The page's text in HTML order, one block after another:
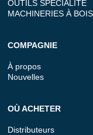
OUTILS SPÉCIALITÉ
MACHINERIES À BOIS
COMPAGNIE
À propos
Nouvelles
OÙ ACHETER
Distributeurs